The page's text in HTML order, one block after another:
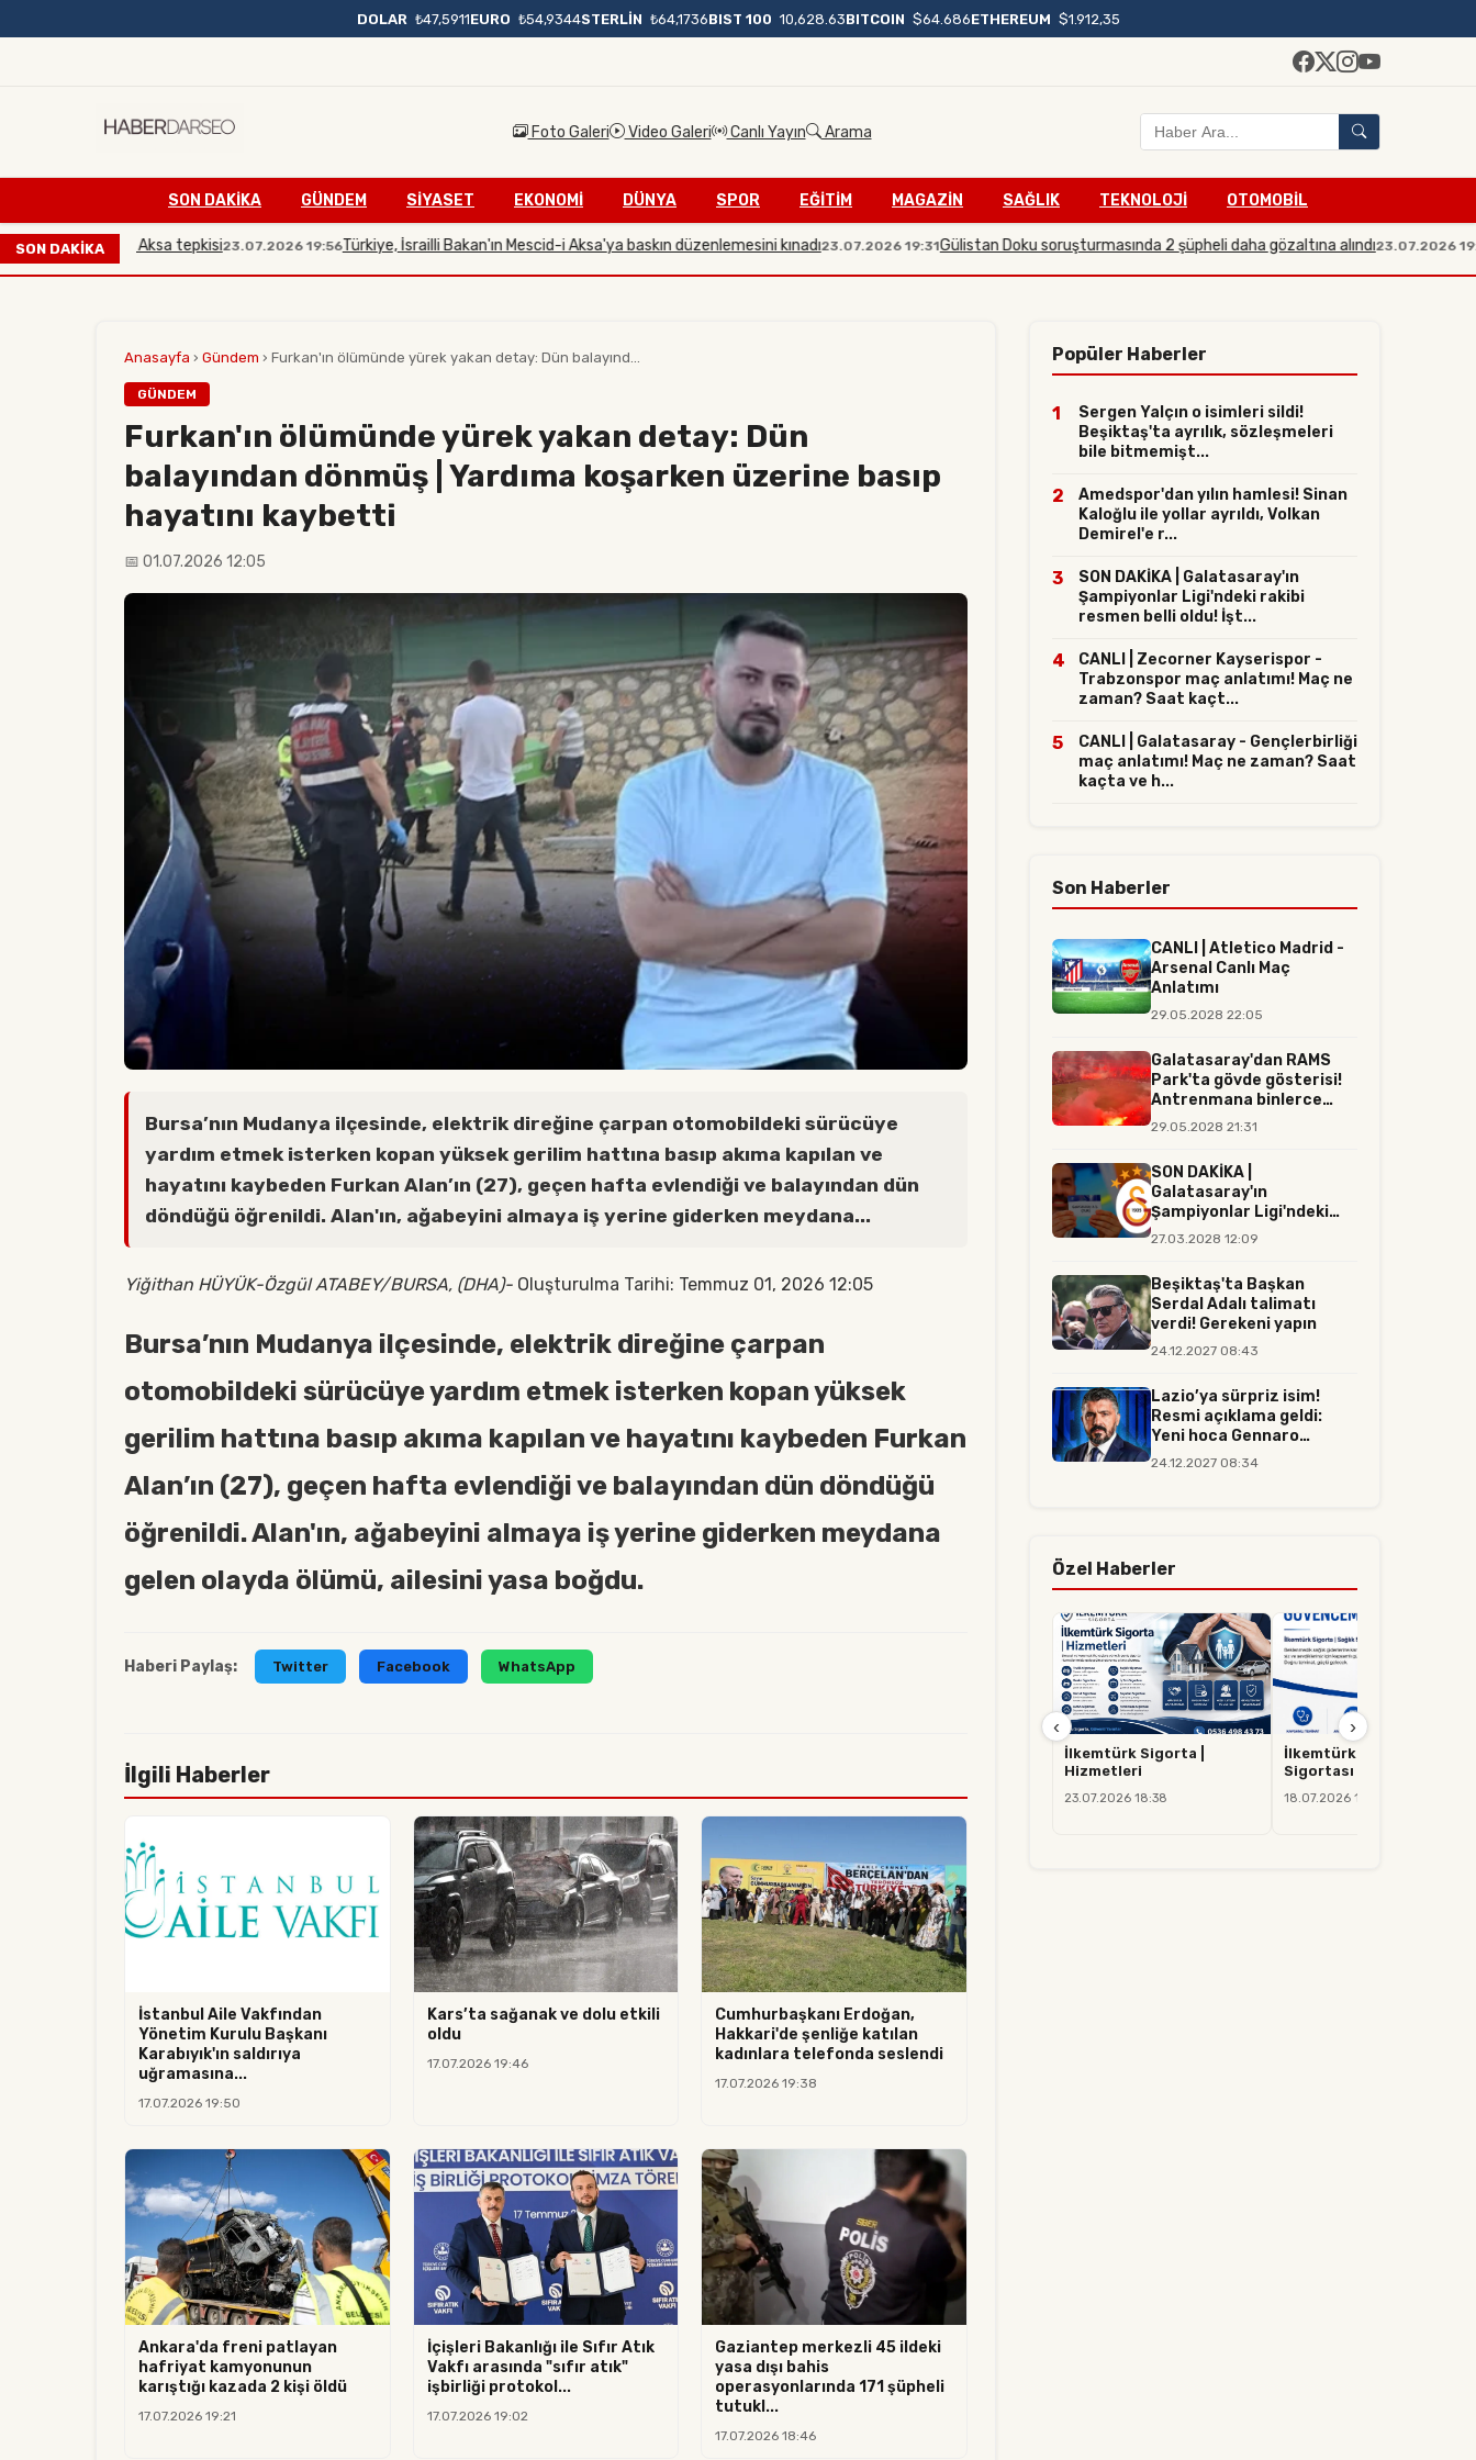
DOLAR ₺47,5911EURO ₺54,9344STERLİN ₺64,1736BIST 100 10,628.63BITCOIN $64.686ETHEREUM $1.912,35
Foto Galeri Video Galeri Canlı Yayın Arama
SON DAKIKA GÜNDEM SİYASET EKONOMİ DÜNYA SPOR EĞİTİM MAGAZİN SAĞLIK TEKNOLOJİ OTOMOBİL
SON DAKİKA
Mescidi Aksa tepkisi23.07.2026 19:56Türkiye, İsrailli Bakan'ın Mescid-i Aksa'ya baskın düzenlemesini kınadı23.07.2026 19:31Gülistan Doku soruşturmasında 2 şüpheli daha gözaltına alındı23.07.2026 19:21
Anasayfa › Gündem › Furkan'ın ölümünde yürek yakan detay: Dün balayınd...
GÜNDEM
Furkan'ın ölümünde yürek yakan detay: Dün
balayından dönmüş | Yardıma koşarken üzerine basıp
hayatını kaybetti
📅 01.07.2026 12:05
Bursa’nın Mudanya ilçesinde, elektrik direğine çarpan otomobildeki sürücüye
yardım etmek isterken kopan yüksek gerilim hattına basıp akıma kapılan ve
hayatını kaybeden Furkan Alan’ın (27), geçen hafta evlendiği ve balayından dün
döndüğü öğrenildi. Alan'ın, ağabeyini almaya iş yerine giderken meydana...
Yiğithan HÜYÜK-Özgül ATABEY/BURSA, (DHA)- Oluşturulma Tarihi: Temmuz 01, 2026 12:05
Bursa’nın Mudanya ilçesinde, elektrik direğine çarpan
otomobildeki sürücüye yardım etmek isterken kopan yüksek
gerilim hattına basıp akıma kapılan ve hayatını kaybeden Furkan
Alan’ın (27), geçen hafta evlendiği ve balayından dün döndüğü
öğrenildi. Alan'ın, ağabeyini almaya iş yerine giderken meydana
gelen olayda ölümü, ailesini yasa boğdu.
Haberi Paylaş: Twitter Facebook WhatsApp
İlgili Haberler
İstanbul Aile Vakfından
Yönetim Kurulu Başkanı
Karabıyık'ın saldırıya
uğramasına...
17.07.2026 19:50
Kars’ta sağanak ve dolu etkili
oldu
17.07.2026 19:46
Cumhurbaşkanı Erdoğan,
Hakkari'de şenliğe katılan
kadınlara telefonda seslendi
17.07.2026 19:38
Ankara'da freni patlayan
hafriyat kamyonunun
karıştığı kazada 2 kişi öldü
17.07.2026 19:21
İçişleri Bakanlığı ile Sıfır Atık
Vakfı arasında "sıfır atık"
işbirliği protokol...
17.07.2026 19:02
Gaziantep merkezli 45 ildeki
yasa dışı bahis
operasyonlarında 171 şüpheli
tutukl...
17.07.2026 18:46
Popüler Haberler
1
Sergen Yalçın o isimleri sildi!
Beşiktaş'ta ayrılık, sözleşmeleri
bile bitmemişt...
2
Amedspor'dan yılın hamlesi! Sinan
Kaloğlu ile yollar ayrıldı, Volkan
Demirel'e r...
3
SON DAKİKA | Galatasaray'ın
Şampiyonlar Ligi'ndeki rakibi
resmen belli oldu! İşt...
4
CANLI | Zecorner Kayserispor -
Trabzonspor maç anlatımı! Maç ne
zaman? Saat kaçt...
5
CANLI | Galatasaray - Gençlerbirliği
maç anlatımı! Maç ne zaman? Saat
kaçta ve h...
Son Haberler
CANLI | Atletico Madrid -
Arsenal Canlı Maç
Anlatımı
29.05.2028 22:05
Galatasaray'dan RAMS
Park'ta gövde gösterisi!
Antrenmana binlerce
tara...
29.05.2028 21:31
SON DAKİKA |
Galatasaray'ın
Şampiyonlar Ligi'ndeki
rakibi resmen belli...
27.03.2028 12:09
Beşiktaş'ta Başkan
Serdal Adalı talimatı
verdi! Gerekeni yapın
24.12.2027 08:43
Lazio’ya sürpriz isim!
Resmi açıklama geldi:
Yeni hoca Gennaro
Gattuso...
24.12.2027 08:34
Özel Haberler
İlkemtürk Sigorta |
Hizmetleri
23.07.2026 18:38
İlkemtürk Sigorta | Sağlık
Sigortası
18.07.2026 14:37
‹ ›